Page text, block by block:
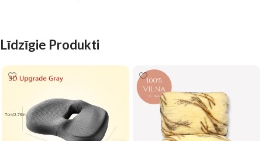
Līdzīgie Produkti